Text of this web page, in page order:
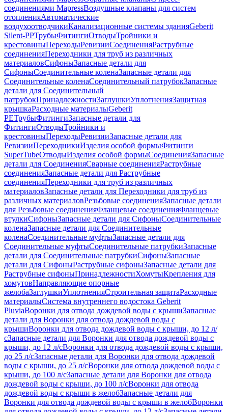
соединениями MapressВоздушные клапаны для систем
отопленияАвтоматические
воздухоотводчикиКанализационные системы зданияGeberit
Silent-PPТрубыФитингиОтводыТройники и
крестовиныПереходыРевизииСоединенияРаструбные
соединенияПереходники для труб из различных
материаловСифоныЗапасные детали для
СифоныСоединительные коленаЗапасные детали для
Соединительные коленаСоединительный патрубокЗапасные
детали для Соединительный
патрубокПринадлежностиЗаглушкиУплотненияЗащитная
крышкаРасходные материалыGeberit
PEТрубыФитингиЗапасные детали для
ФитингиОтводыТройники и
крестовиныПереходыРевизииЗапасные детали для
РевизииПереходникиИзделия особой формыФитинги
SuperTubeОтводыИзделия особой формыСоединенияЗапасные
детали для СоединенияСварные соединенияРаструбные
соединенияЗапасные детали для Раструбные
соединенияПереходники для труб из различных
материаловЗапасные детали для Переходники для труб из
различных материаловРезьбовые соединенияЗапасные детали
для Резьбовые соединенияФланцевые соединенияФланцевые
втулкиСифоныЗапасные детали для СифоныСоединительные
коленаЗапасные детали для Соединительные
коленаСоединительные муфтыЗапасные детали для
Соединительные муфтыСоединительные патрубкиЗапасные
детали для Соединительные патрубкиСифоныЗапасные
детали для СифоныРаструбные сифоныЗапасные детали для
Раструбные сифоныПринадлежностиХомутыКрепления для
хомутовНаправляющие опорные
желобаЗаглушкиУплотненияСтроительная защитаРасходные
материалыСистема внутреннего водостока Geberit
PluviaВоронки для отвода дождевой воды с крышиЗапасные
детали для Воронки для отвода дождевой воды с
крышиВоронки для отвода дождевой воды с крыши, до 12 л/
сЗапасные детали для Воронки для отвода дождевой воды с
крыши, до 12 л/сВоронки для отвода дождевой воды с крыши,
до 25 л/сЗапасные детали для Воронки для отвода дождевой
воды с крыши, до 25 л/сВоронки для отвода дождевой воды с
крыши, до 100 л/сЗапасные детали для Воронки для отвода
дождевой воды с крыши, до 100 л/сВоронки для отвода
дождевой воды с крыши в желобЗапасные детали для
Воронки для отвода дождевой воды с крыши в желобВоронки